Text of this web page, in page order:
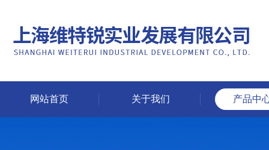
网站首页 关于我们 产品中